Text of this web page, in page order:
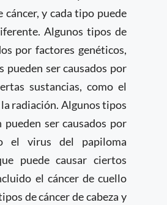
y cada tipo puede
Algunos tipos de
​​por factores genéticos,
pueden ser causados ​​por
sustancias, como el
radiación. Algunos tipos
pueden ser causados ​​por
el virus del papiloma
puede causar ciertos
el cáncer de cuello
de cáncer de cabeza y